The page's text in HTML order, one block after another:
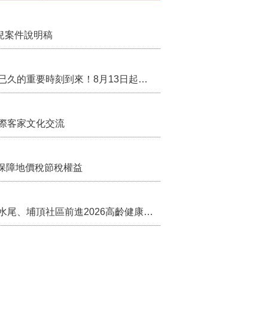
案件說明稿
客家文化交流
障地價稅節稅權益
苗栗農村綠色照顧成果登上全國舞台！ 後龍水尾、埔頂社區前進2026高齡健康產業博覽會